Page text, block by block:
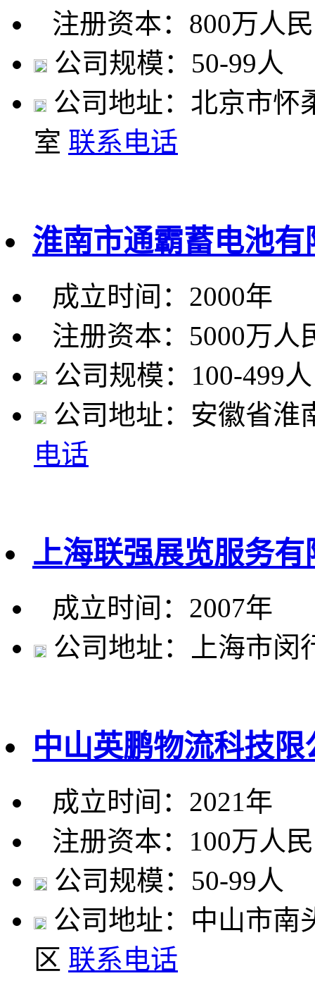
注册资本：800万人
公司规模：50-99人
公司地址：北京市怀
室 联系电话
淮南市通霸蓄电池有
成立时间：2000年
注册资本：5000万人
公司规模：100-499人
公司地址：安徽省淮
电话
上海联强展览服务有
成立时间：2007年
公司地址：上海市闵
中山英鹏物流科技限
成立时间：2021年
注册资本：100万人
公司规模：50-99人
公司地址：中山市南
区 联系电话